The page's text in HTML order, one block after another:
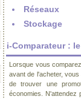
Réseaux
Stockage
i-Comparateur :
Lorsque vous
avant de l'acheter,
de trouver une
économies. N'attendez